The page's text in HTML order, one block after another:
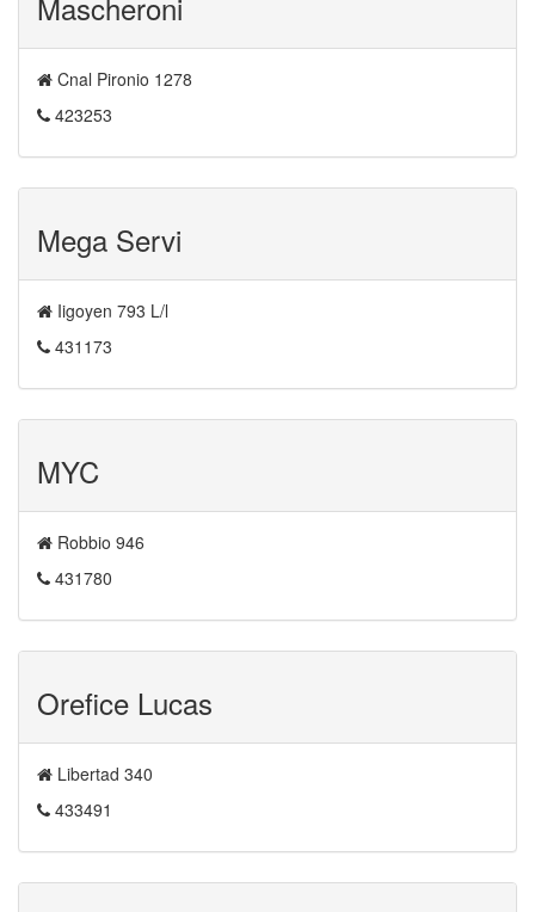
Cnal Pironio 1278
423253
Mega Servi
Iigoyen 793 L/l
431173
MYC
Robbio 946
431780
Orefice Lucas
Libertad 340
433491